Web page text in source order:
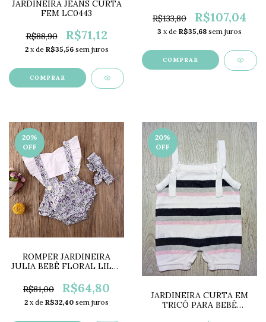
JARDINEIRA JEANS CURTA
FEM LC0443
R$88,90 R$71,12
2 x de R$35,56 sem juros
COMPRAR
R$133,80
R$107,04
3 x de R$35,68 sem juros
COMPRAR
20%
OFF
ROMPER JARDINEIRA
JULIA BEBÊ FLORAL LILÁS
R$81,00
R$64,80
2 x de R$32,40 sem juros
20%
OFF
JARDINEIRA CURTA EM
TRICÔ PARA BEBÊ